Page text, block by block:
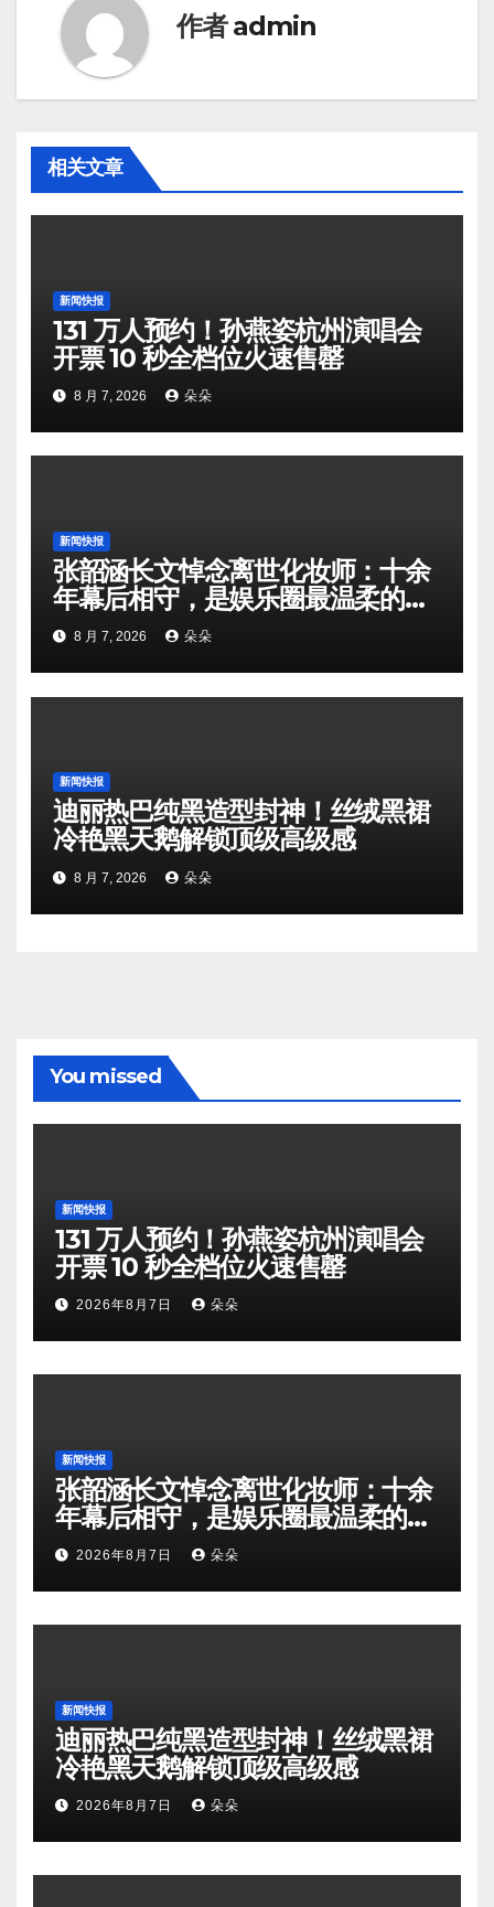
作者admin
相关文章
新闻快报
131 万人预约！孙燕姿杭州演唱会
开票 10 秒全档位火速售罄
8 月 7, 2026 朵朵
新闻快报
张韶涵长文悼念离世化妆师：十余
年幕后相守，是娱乐圈最温柔的双
向奔赴
8 月 7, 2026 朵朵
新闻快报
迪丽热巴纯黑造型封神！丝绒黑裙
冷艳黑天鹅解锁顶级高级感
8 月 7, 2026 朵朵
You missed
新闻快报
131 万人预约！孙燕姿杭州演唱会
开票 10 秒全档位火速售罄
2026年8月7日 朵朵
新闻快报
张韶涵长文悼念离世化妆师：十余
年幕后相守，是娱乐圈最温柔的双
向奔赴
2026年8月7日 朵朵
新闻快报
迪丽热巴纯黑造型封神！丝绒黑裙
冷艳黑天鹅解锁顶级高级感
2026年8月7日 朵朵